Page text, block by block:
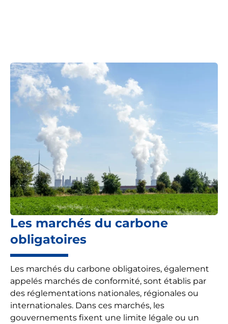
Les marchés du carbone
obligatoires
Les marchés du carbone obligatoires, également
appelés marchés de conformité, sont établis par
des réglementations nationales, régionales ou
internationales. Dans ces marchés, les
gouvernements fixent une limite légale ou un